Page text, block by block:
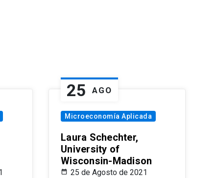
25 AGO
Microeconomía Aplicada
Laura Schechter,
University of
Wisconsin-Madison
25 de Agosto de 2021